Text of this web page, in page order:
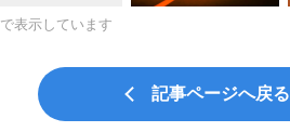
で表示しています
記事ページへ戻る